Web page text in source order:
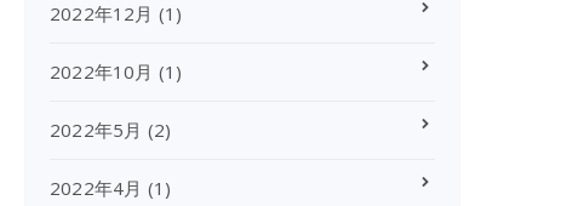
2022年12月 (1)
2022年10月 (1)
2022年5月 (2)
2022年4月 (1)